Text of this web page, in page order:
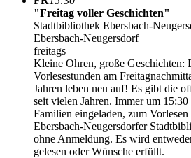
"Freitag voller Geschichten"
Stadtbibliothek Ebersbach-
Ebersbach-Neugersdorf
freitags
Kleine Ohren, große Geschichten:
Vorlesestunden am
Jahren leben neu auf! Es gibt die
seit vielen Jahren. Immer um
Familien eingeladen, zum
Ebersbach-Neugersdorfer
ohne Anmeldung. Es wird
gelesen oder Wünsche erfüllt.